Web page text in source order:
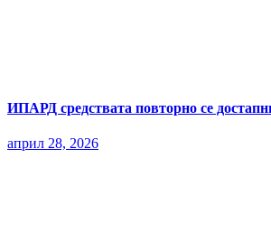
ИПАРД средствата повторно се
април 28, 2026